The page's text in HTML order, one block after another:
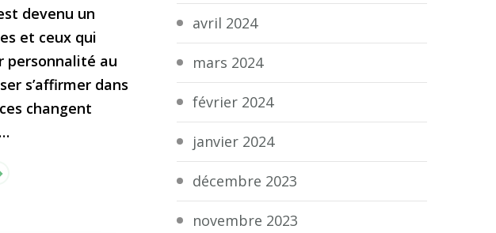
devenu un
et ceux qui
personnalité au
s’affirmer dans
changent
avril 2024
mars 2024
février 2024
janvier 2024
décembre 2023
novembre 2023